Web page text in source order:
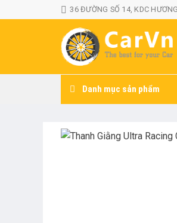
to
36 ĐƯỜNG SỐ 14, KDC
Danh mục sản phẩm